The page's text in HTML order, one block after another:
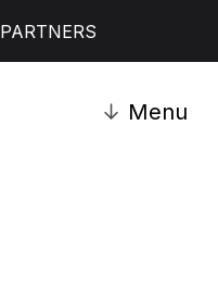
PARTNERS
↓ Menu